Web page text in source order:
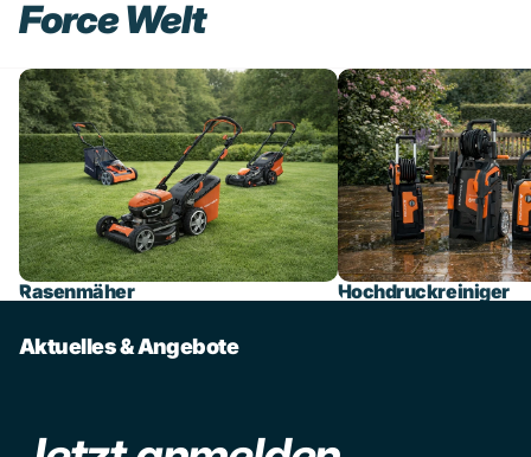
Force Welt
Rasenmäher
Rasenmäher
Hochdruckreiniger
Hochdruckreiniger
Aktuelles & Angebote